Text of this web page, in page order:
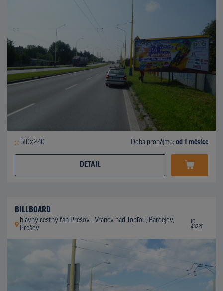
510x240 Doba pronájmu: od 1 měsíce
DETAIL
BILLBOARD
hlavný cestný ťah Prešov - Vranov nad Topľou, Bardejov,
Prešov
ID
43226